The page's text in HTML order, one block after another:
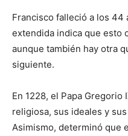
Francisco falleció a los 44
extendida indica que esto
aunque también hay otra
siguiente.
En 1228, el Papa
religiosa, sus ideales y
Asimismo, determinó que